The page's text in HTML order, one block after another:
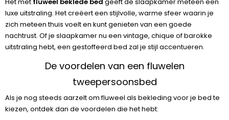
luxe uitstraling. Het creëert een stijlvolle, warme sfeer waarin je
zich meteen thuis voelt en kunt genieten van een goede
nachtrust. Of je slaapkamer nu een vintage, chique of barokke
uitstraling hebt, een gestoffeerd bed zal je stijl accentueren.
De voordelen van een fluwelen
tweepersoonsbed
Als je nog steeds aarzelt om fluweel als bekleding voor je bed te
kiezen, ontdek dan de voordelen die het hebt: